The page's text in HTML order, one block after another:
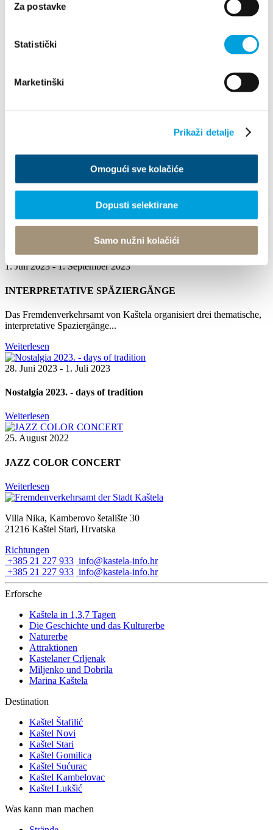
Za postavke
Statistički
Marketinški
Prikaži detalje
Omogući sve kolačiće
Dopusti selektirane
Samo nužni kolačići
17th DAYS OF TRADITION, ECO ETHNO FAIR AND
Weiterlesen
The 25th Kaštela Flower Festival
The 25th Kaštela Flower Festival is a traditional event organized by
Arias Under the Stars
**Arias Under the Stars** August 16, 2024, Friday, 9:00 PM Kaštel
Stari, Brce Free admission Enjoy a magical...
1. Juli 2023 - 1. September 2023
INTERPRETATIVE SPÄZIERGÄNGE
Das Fremdenverkehrsamt von Kaštela organisiert drei thematische,
interpretative Spaziergänge...
Weiterlesen
28. Juni 2023 - 1. Juli 2023
Nostalgia 2023. - days of tradition
Weiterlesen
25. August 2022
JAZZ COLOR CONCERT
Weiterlesen
Villa Nika, Kamberovo šetalište 30
21216 Kaštel Stari, Hrvatska
Richtungen
+385 21 227 933 info@kastela-info.hr
+385 21 227 933 info@kastela-info.hr
Erforsche
Kaštela in 1,3,7 Tagen
Die Geschichte und das Kulturerbe
Naturerbe
Attraktionen
Kastelaner Crljenak
Miljenko und Dobrila
Marina Kaštela
Destination
Kaštel Štafilić
Kaštel Novi
Kaštel Stari
Kaštel Gomilica
Kaštel Sućurac
Kaštel Kambelovac
Kaštel Lukšić
Was kann man machen